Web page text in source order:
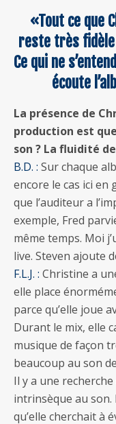
«Tout ce que
reste très fidèle
Ce qui ne
écoute
La présence de
production est
son ? La fluidité
B.D. : Sur chaque
encore le cas ici en
que l’auditeur a
exemple, Fred
même temps. Moi
live. Steven ajoute
F.L.J. : Christine a
elle place
parce qu’elle joue
Durant le mix, elle
musique de façon
beaucoup au son
Il y a une
intrinsèque au
qu’elle cherchait à